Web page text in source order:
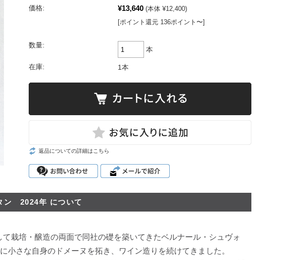
価格: ¥13,640 (本体 ¥12,400)
[ポイント還元 136ポイント〜]
数量:
本
在庫: 1本
返品についての詳細はこちら
ン 2024年 について
栽培・醸造の両面で同社の礎を築いてきたベルナール・シュヴォ
さな自身のドメーヌを拓き、ワイン造りを続けてきました。